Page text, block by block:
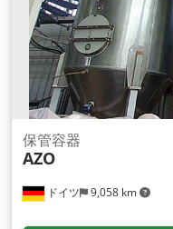
ドイツ 9,058 km
保管容器
AZO